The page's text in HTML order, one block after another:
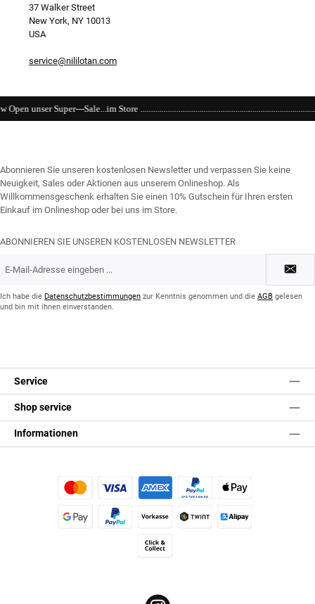
37 Walker Street
New York, NY 10013
USA
service@nililotan.com
Sale...im Store
Abonnieren Sie unseren kostenlosen Newsletter und verpassen Sie keine
Neuigkeit, Sales oder Aktionen aus unserem Onlineshop. Als
Willkommensgeschenk erhalten Sie einen 10% Gutschein für Ihren ersten
Einkauf im Onlineshop oder bei uns im Store.
ABONNIEREN SIE UNSEREN KOSTENLOSEN NEWSLETTER
Mail-
*Ich habe die Datenschutzbestimmungen zur Kenntnis genommen und die AGB gelesen
und bin mit ihnen einverstanden.
Service
Shop service
Informationen
Kredit- oder Debitkarte Später BezahlenApple Pay
Vorkasse